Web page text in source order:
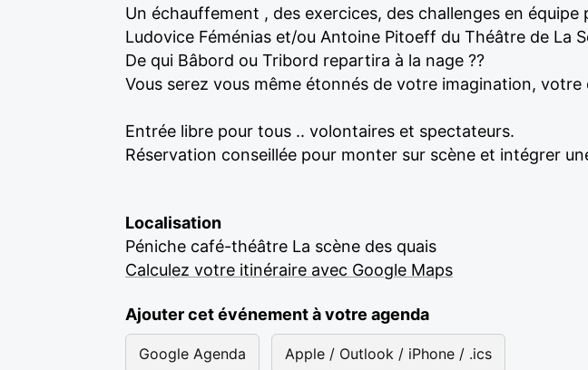
Un échauffement , des exercices, des challenges en
Ludovice Féménias et/ou Antoine Pitoeff du Théâtre de La
De qui Bâbord ou Tribord repartira à la nage ??
Vous serez vous même étonnés de votre imagination,
Entrée libre pour tous .. volontaires et spectateurs.
Réservation conseillée pour monter sur scène et intégrer
Localisation
Péniche café-théâtre La scène des quais
Calculez votre itinéraire avec Google Maps
Ajouter cet événement à votre agenda
Google Agenda Apple / Outlook / iPhone / .ics